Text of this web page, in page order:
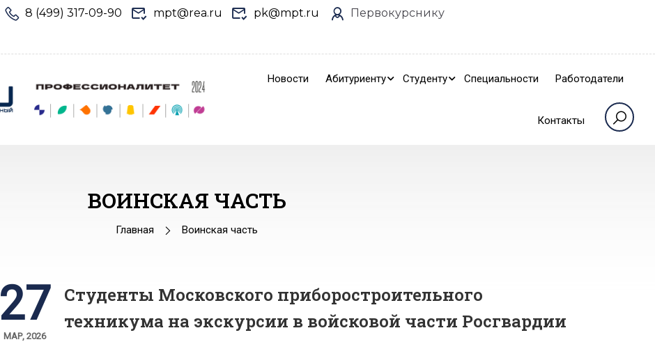
8 (499) 317-09-90 mpt@rea.ru pk@mpt.ru
Первокурснику
Новости Абитуриенту Студенту Специальности Работодатели
Контакты
ВОИНСКАЯ ЧАСТЬ
Главная Воинская часть
27
МАР, 2026
Студенты Московского приборостроительного
техникума на экскурсии в войсковой части Росгвардии